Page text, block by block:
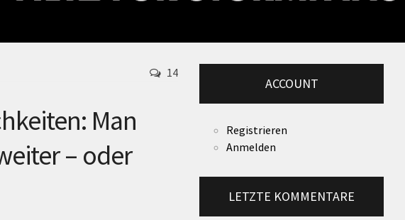
14
Man
– oder
ACCOUNT
Registrieren
Anmelden
LETZTE KOMMENTARE